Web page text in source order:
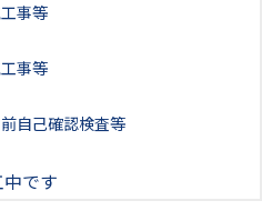
事等
事等
自己確認検査等
です